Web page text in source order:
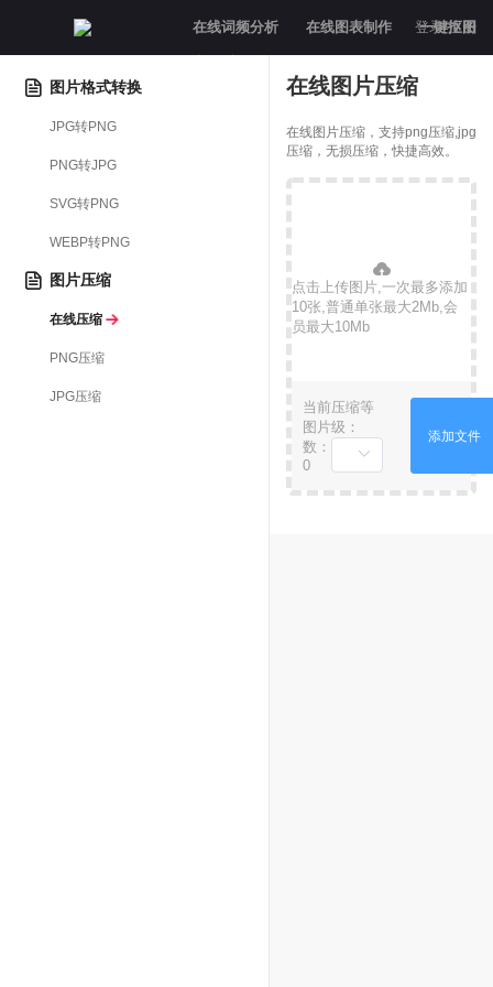
在线词频分析 在线图表制作 一键抠图
登录/注册
图片格式转换
JPG转PNG
PNG转JPG
SVG转PNG
WEBP转PNG
图片压缩
在线压缩
PNG压缩
JPG压缩
在线图片压缩
在线图片压缩，支持png压缩,jpg
压缩，无损压缩，快捷高效。
点击上传图片,一次最多添加
10张,普通单张最大2Mb,会
员最大10Mb
当前
图片
数：
0
压缩等
级：
添加文件